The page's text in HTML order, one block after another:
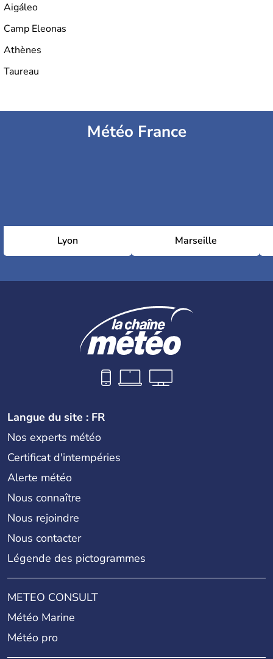
Aigáleo
Camp Eleonas
Athènes
Taureau
Météo France
Lyon Marseille
Langue du site : FR
Nos experts météo
Certificat d'intempéries
Alerte météo
Nous connaître
Nous rejoindre
Nous contacter
Légende des pictogrammes
METEO CONSULT
Météo Marine
Météo pro